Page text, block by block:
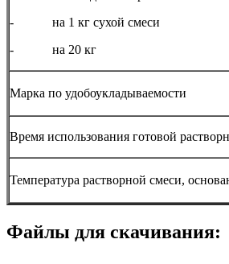
- на 1 кг сухой смеси
- на 20 кг
Марка по удобоукладываемости
Время использования готовой
Температура растворной смеси,
Файлы для скачивания: